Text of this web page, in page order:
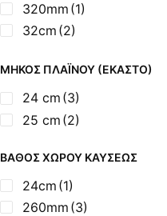
320mm (1)
32cm (2)
358mm (1)
36cm(1)
370mm (2)
385mm(1)
390mm(4)
39cm(1)
ΜΉΚΟΣ ΠΛΑΪΝΟΎ (ΈΚΑΣΤΟ)
24 cm (3)
25 cm (2)
ΒΆΘΟΣ ΧΏΡΟΥ ΚΑΎΣΕΩΣ
24cm (1)
260mm (3)